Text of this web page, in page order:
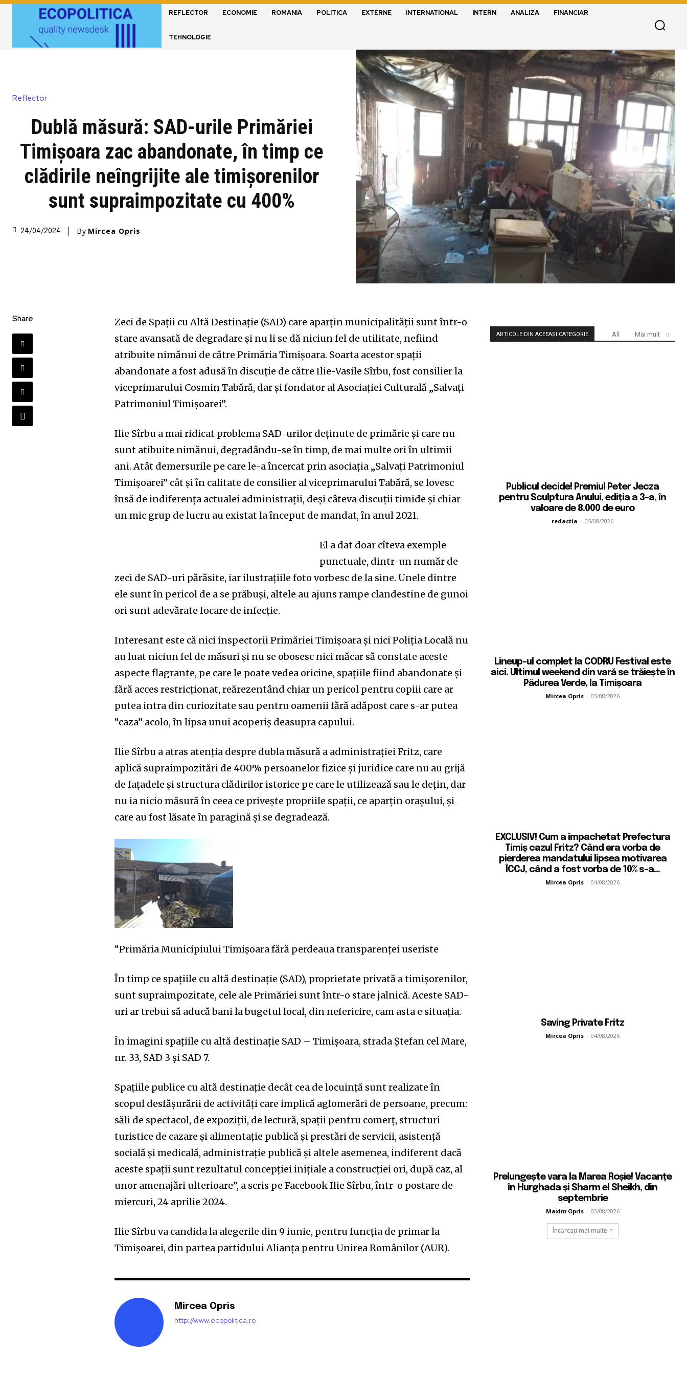
REFLECTOR ECONOMIE ROMANIA POLITICA EXTERNE INTERNATIONAL INTERN ANALIZA FINANCIAR
TEHNOLOGIE
Reflector
Dublă măsură: SAD-urile Primăriei
Timișoara zac abandonate, în timp ce
clădirile neîngrijite ale timișorenilor
sunt supraimpozitate cu 400%
24/04/2024 By Mircea Opris
Share
Zeci de Spații cu Altă Destinație (SAD) care aparțin municipalității sunt într-o
stare avansată de degradare și nu li se dă niciun fel de utilitate, nefiind
atribuite nimănui de către Primăria Timișoara. Soarta acestor spații
abandonate a fost adusă în discuție de către Ilie-Vasile Sîrbu, fost consilier la
viceprimarului Cosmin Tabără, dar și fondator al Asociației Culturală „Salvați
Patrimoniul Timișoarei”.
Ilie Sîrbu a mai ridicat problema SAD-urilor deținute de primărie și care nu
sunt atibuite nimănui, degradându-se în timp, de mai multe ori în ultimii
ani. Atât demersurile pe care le-a încercat prin asociația „Salvați Patrimoniul
Timișoarei” cât și în calitate de consilier al viceprimarului Tabără, se lovesc
însă de indiferența actualei administrații, deși câteva discuții timide și chiar
un mic grup de lucru au existat la început de mandat, în anul 2021.
El a dat doar cîteva exemple
punctuale, dintr-un număr de
zeci de SAD-uri părăsite, iar ilustrațiile foto vorbesc de la sine. Unele dintre
ele sunt în pericol de a se prăbuși, altele au ajuns rampe clandestine de gunoi
ori sunt adevărate focare de infecție.
Interesant este că nici inspectorii Primăriei Timișoara și nici Poliția Locală nu
au luat niciun fel de măsuri și nu se obosesc nici măcar să constate aceste
aspecte flagrante, pe care le poate vedea oricine, spațiile fiind abandonate și
fără acces restricționat, reărezentând chiar un pericol pentru copiii care ar
putea intra din curiozitate sau pentru oamenii fără adăpost care s-ar putea
“caza” acolo, în lipsa unui acoperiș deasupra capului.
Ilie Sîrbu a atras atenția despre dubla măsură a administrației Fritz, care
aplică supraimpozitări de 400% persoanelor fizice și juridice care nu au grijă
de fațadele și structura clădirilor istorice pe care le utilizează sau le dețin, dar
nu ia nicio măsură în ceea ce privește propriile spații, ce aparțin orașului, și
care au fost lăsate în paragină și se degradează.
“Primăria Municipiului Timișoara fără perdeaua transparenței useriste
În timp ce spațiile cu altă destinație (SAD), proprietate privată a timișorenilor,
sunt supraimpozitate, cele ale Primăriei sunt într-o stare jalnică. Aceste SAD-
uri ar trebui să aducă bani la bugetul local, din nefericire, cam asta e situația.
În imagini spațiile cu altă destinație SAD – Timișoara, strada Ștefan cel Mare,
nr. 33, SAD 3 și SAD 7.
Spațiile publice cu altă destinație decât cea de locuință sunt realizate în
scopul desfășurării de activități care implică aglomerări de persoane, precum:
săli de spectacol, de expoziții, de lectură, spații pentru comerț, structuri
turistice de cazare și alimentație publică și prestări de servicii, asistență
socială și medicală, administrație publică și altele asemenea, indiferent dacă
aceste spații sunt rezultatul concepției inițiale a construcției ori, după caz, al
unor amenajări ulterioare”, a scris pe Facebook Ilie Sîrbu, într-o postare de
miercuri, 24 aprilie 2024.
Ilie Sîrbu va candida la alegerile din 9 iunie, pentru funcția de primar la
Timișoarei, din partea partidului Alianța pentru Unirea Românilor (AUR).
Mircea Opris
http://www.ecopolitica.ro
ARTICOLE DIN ACEEAȘI CATEGORIE All Mai mult
Publicul decide! Premiul Peter Jecza
pentru Sculptura Anului, ediția a 3-a, în
valoare de 8.000 de euro
redactia - 05/08/2026
Lineup-ul complet la CODRU Festival este
aici. Ultimul weekend din vară se trăiește în
Pădurea Verde, la Timișoara
Mircea Opris - 05/08/2026
EXCLUSIV! Cum a împachetat Prefectura
Timiș cazul Fritz? Când era vorba de
pierderea mandatului lipsea motivarea
ÎCCJ, când a fost vorba de 10% s-a...
Mircea Opris - 04/08/2026
Saving Private Fritz
Mircea Opris - 04/08/2026
Prelungește vara la Marea Roșie! Vacanțe
în Hurghada și Sharm el Sheikh, din
septembrie
Maxim Opris - 03/08/2026
Încărcați mai multe